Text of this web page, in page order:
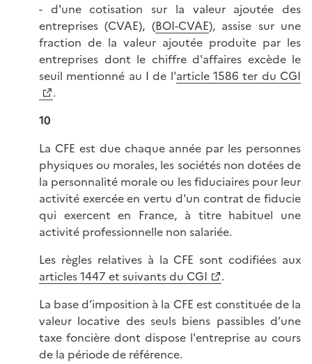
- d'une cotisation sur la valeur ajoutée des
entreprises (CVAE), (BOI-CVAE), assise sur une
fraction de la valeur ajoutée produite par les
entreprises dont le chiffre d'affaires excède le
seuil mentionné au I de l'article 1586 ter du CGI
.
10
La CFE est due chaque année par les personnes
physiques ou morales, les sociétés non dotées de
la personnalité morale ou les fiduciaires pour leur
activité exercée en vertu d'un contrat de fiducie
qui exercent en France, à titre habituel une
activité professionnelle non salariée.
Les règles relatives à la CFE sont codifiées aux
articles 1447 et suivants du CGI
.
La base d’imposition à la CFE est constituée de la
valeur locative des seuls biens passibles d’une
taxe foncière dont dispose l'entreprise au cours
de la période de référence.